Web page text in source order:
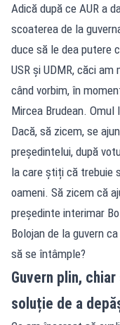
Adică după ce AUR a
scoaterea de la
duce să le dea putere
USR și UDMR, căci
când vorbim, în
Mircea Brudean. Omul
Dacă, să zicem, se
președintelui, după
la care știți că trebuie
oameni. Să zicem că
președinte interimar
Bolojan de la guvern
să se întâmple?
Guvern plin,
soluție de a